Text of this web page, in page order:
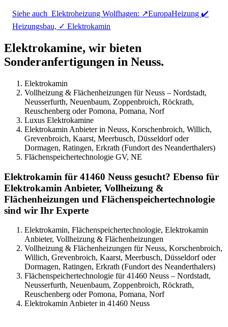
Siehe auch Elektroheizung Wolfhagen: ↗️EuropaHeizung ✔️
Heizungsbau, ✓ Elektrokamin
Elektrokamine, wir bieten
Sonderanfertigungen in Neuss.
Elektrokamin
Vollheizung & Flächenheizungen für Neuss – Nordstadt,
Neusserfurth, Neuenbaum, Zoppenbroich, Röckrath,
Reuschenberg oder Pomona, Pomana, Norf
Luxus Elektrokamine
Elektrokamin Anbieter in Neuss, Korschenbroich, Willich,
Grevenbroich, Kaarst, Meerbusch, Düsseldorf oder
Dormagen, Ratingen, Erkrath (Fundort des Neanderthalers)
Flächenspeichertechnologie GV, NE
Elektrokamin für 41460 Neuss gesucht? Ebenso für
Elektrokamin Anbieter, Vollheizung &
Flächenheizungen und Flächenspeichertechnologie
sind wir Ihr Experte
Elektrokamin, Flächenspeichertechnologie, Elektrokamin
Anbieter, Vollheizung & Flächenheizungen
Vollheizung & Flächenheizungen für Neuss, Korschenbroich,
Willich, Grevenbroich, Kaarst, Meerbusch, Düsseldorf oder
Dormagen, Ratingen, Erkrath (Fundort des Neanderthalers)
Flächenspeichertechnologie für 41460 Neuss – Nordstadt,
Neusserfurth, Neuenbaum, Zoppenbroich, Röckrath,
Reuschenberg oder Pomona, Pomana, Norf
Elektrokamin Anbieter in 41460 Neuss